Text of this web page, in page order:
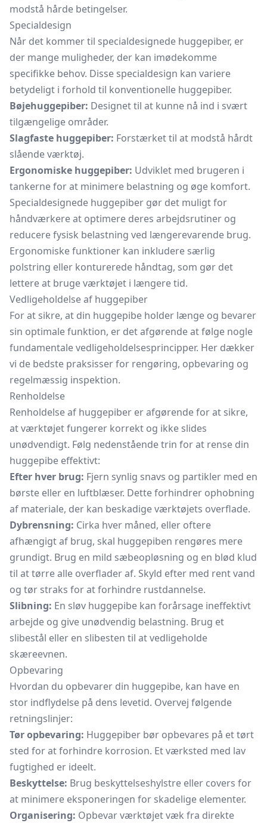
modstå hårde betingelser.
Specialdesign
Når det kommer til specialdesignede huggepiber, er
der mange muligheder, der kan imødekomme
specifikke behov. Disse specialdesign kan variere
betydeligt i forhold til konventionelle huggepiber.
Bøjehuggepiber: Designet til at kunne nå ind i svært
tilgængelige områder.
Slagfaste huggepiber: Forstærket til at modstå hårdt
slående værktøj.
Ergonomiske huggepiber: Udviklet med brugeren i
tankerne for at minimere belastning og øge komfort.
Specialdesignede huggepiber gør det muligt for
håndværkere at optimere deres arbejdsrutiner og
reducere fysisk belastning ved længerevarende brug.
Ergonomiske funktioner kan inkludere særlig
polstring eller konturerede håndtag, som gør det
lettere at bruge værktøjet i længere tid.
Vedligeholdelse af huggepiber
For at sikre, at din huggepibe holder længe og bevarer
sin optimale funktion, er det afgørende at følge nogle
fundamentale vedligeholdelsesprincipper. Her dækker
vi de bedste praksisser for rengøring, opbevaring og
regelmæssig inspektion.
Renholdelse
Renholdelse af huggepiber er afgørende for at sikre,
at værktøjet fungerer korrekt og ikke slides
unødvendigt. Følg nedenstående trin for at rense din
huggepibe effektivt:
Efter hver brug: Fjern synlig snavs og partikler med en
børste eller en luftblæser. Dette forhindrer ophobning
af materiale, der kan beskadige værktøjets overflade.
Dybrensning: Cirka hver måned, eller oftere
afhængigt af brug, skal huggepiben rengøres mere
grundigt. Brug en mild sæbeopløsning og en blød klud
til at tørre alle overflader af. Skyld efter med rent vand
og tør straks for at forhindre rustdannelse.
Slibning: En sløv huggepibe kan forårsage ineffektivt
arbejde og give unødvendig belastning. Brug et
slibestål eller en slibesten til at vedligeholde
skæreevnen.
Opbevaring
Hvordan du opbevarer din huggepibe, kan have en
stor indflydelse på dens levetid. Overvej følgende
retningslinjer:
Tør opbevaring: Huggepiber bør opbevares på et tørt
sted for at forhindre korrosion. Et værksted med lav
fugtighed er ideelt.
Beskyttelse: Brug beskyttelseshylstre eller covers for
at minimere eksponeringen for skadelige elementer.
Organisering: Opbevar værktøjet væk fra direkte